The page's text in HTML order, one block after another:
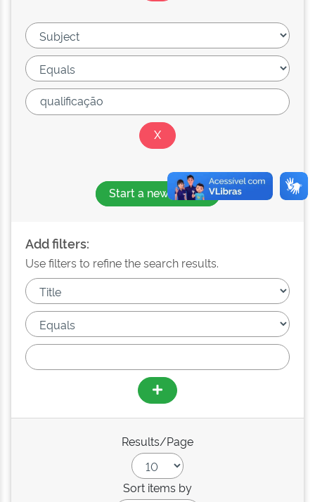
Start a new search
Add filters:
Use filters to refine the search results.
Results/Page
Sort items by